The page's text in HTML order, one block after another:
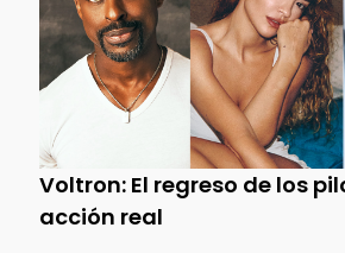
Voltron: El regreso de los
acción real